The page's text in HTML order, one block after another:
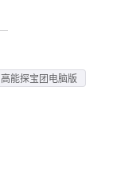
高能探宝团电脑版